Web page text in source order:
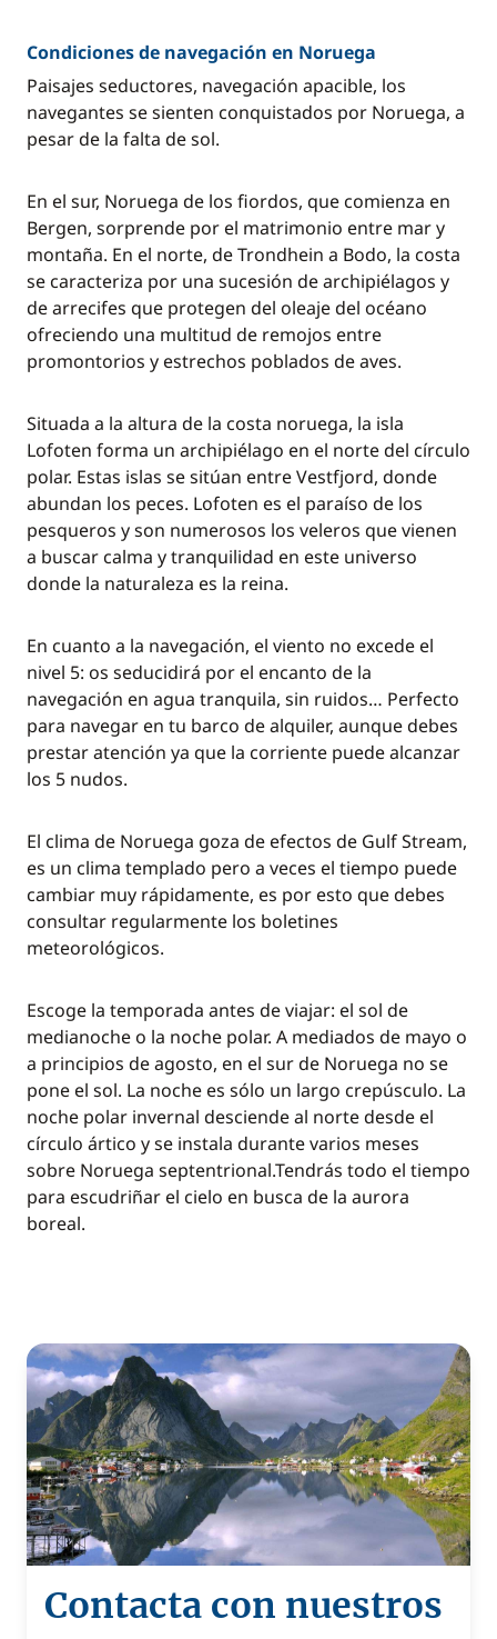
Condiciones de navegación en Noruega
Paisajes seductores, navegación apacible, los
navegantes se sienten conquistados por Noruega, a
pesar de la falta de sol.
En el sur, Noruega de los fiordos, que comienza en
Bergen, sorprende por el matrimonio entre mar y
montaña. En el norte, de Trondhein a Bodo, la costa
se caracteriza por una sucesión de archipiélagos y
de arrecifes que protegen del oleaje del océano
ofreciendo una multitud de remojos entre
promontorios y estrechos poblados de aves.
Situada a la altura de la costa noruega, la isla
Lofoten forma un archipiélago en el norte del círculo
polar. Estas islas se sitúan entre Vestfjord, donde
abundan los peces. Lofoten es el paraíso de los
pesqueros y son numerosos los veleros que vienen
a buscar calma y tranquilidad en este universo
donde la naturaleza es la reina.
En cuanto a la navegación, el viento no excede el
nivel 5: os seducidirá por el encanto de la
navegación en agua tranquila, sin ruidos… Perfecto
para navegar en tu barco de alquiler, aunque debes
prestar atención ya que la corriente puede alcanzar
los 5 nudos.
El clima de Noruega goza de efectos de Gulf Stream,
es un clima templado pero a veces el tiempo puede
cambiar muy rápidamente, es por esto que debes
consultar regularmente los boletines
meteorológicos.
Escoge la temporada antes de viajar: el sol de
medianoche o la noche polar. A mediados de mayo o
a principios de agosto, en el sur de Noruega no se
pone el sol. La noche es sólo un largo crepúsculo. La
noche polar invernal desciende al norte desde el
círculo ártico y se instala durante varios meses
sobre Noruega septentrional.Tendrás todo el tiempo
para escudriñar el cielo en busca de la aurora
boreal.
Contacta con nuestros